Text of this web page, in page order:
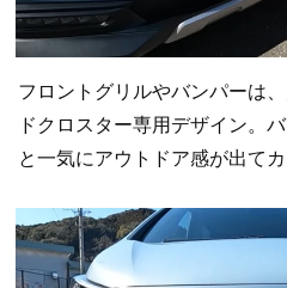
フロントグリルやバンパーは
ドクロスター専用デザイン。
と一気にアウトドア感が出て